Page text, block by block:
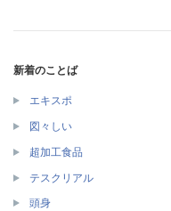
新着のことば
エキスポ
図々しい
超加工食品
テスクリアル
頭身